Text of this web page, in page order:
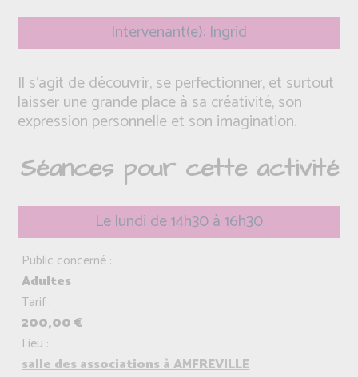
Intervenant(e): Ingrid
Il s’agit de découvrir, se perfectionner, et surtout
laisser une grande place à sa créativité, son
expression personnelle et son imagination.
Séances pour cette activité
Le lundi de 14h30 à 16h30
Public concerné :
Adultes
Tarif :
200,00 €
Lieu :
salle des associations à AMFREVILLE